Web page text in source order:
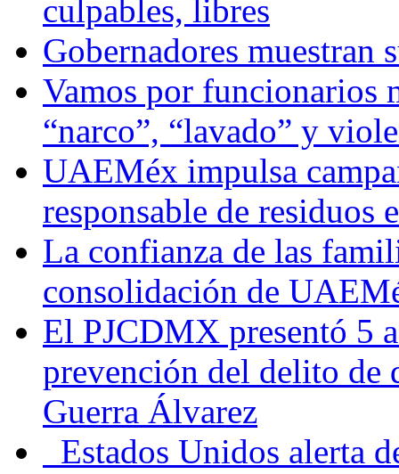
culpables, libres
Gobernadores muestran
Vamos por funcionarios
“narco”, “lavado” y
UAEMéx impulsa
responsable de residuos
La confianza de las
consolidación de
El PJCDMX presentó 5
prevención del delito de
Guerra Álvarez
Estados Unidos alerta